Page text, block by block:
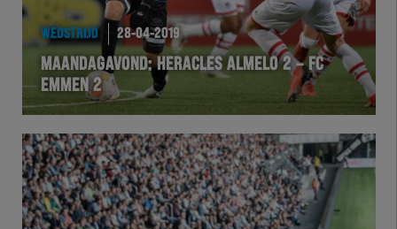
WEDSTRIJD 28-04-2019
MAANDAGAVOND: HERACLES ALMELO 2 – FC
EMMEN 2